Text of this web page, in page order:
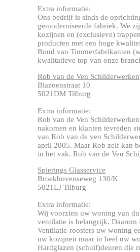
Extra informatie:
Ons bedrijf is sinds de
gemoderniseerde fabriek. We
kozijnen en (exclusieve)
producten met een hoge
Bond van Timmerfabrikanten
kwalitatieve top van onze
Rob van de Ven Schilderwerken
Blazoenstraat 10
5021DM Tilburg
Extra informatie:
Rob van de Ven
nakomen en klanten tevreden
van Rob van de ven
april 2005. Maar Rob zelf kan
in het vak. Rob van de Ven
Spierings Glasservice
Broekhovenseweg 130/K
5021LJ Tilburg
Extra informatie:
Wij voorzien uw woning van
ventilatie is belangrijk.
Ventilatie-roosters uw woning
uw kozijnen maar in heel uw
Hardglazen (schuif)deuren die